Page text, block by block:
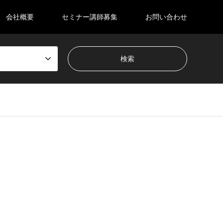
会社概要 セミナー講師募集 お問い合わせ